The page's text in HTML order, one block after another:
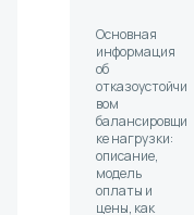
Основная
информация
об
отказоустойчи
вом
балансировщи
ке нагрузки:
описание,
модель
оплаты и
цены, как